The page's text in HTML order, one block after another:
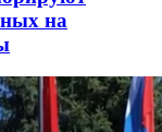
на